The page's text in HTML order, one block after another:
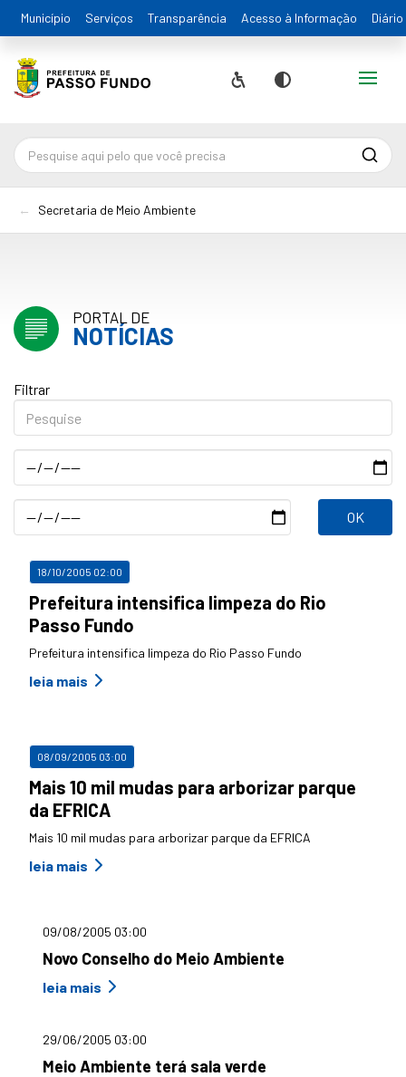
Município Serviços Transparência Acesso à Informação
Acessibilidade
Contraste
Alternar
Secretaria de Meio Ambiente
PORTAL DE
NOTÍCIAS
Filtrar
Data
Inicial
Data
Final
18/10/2005 02:00
Prefeitura intensifica limpeza do Rio
Passo Fundo
Prefeitura intensifica limpeza do Rio Passo Fundo
leia mais
08/09/2005 03:00
Mais 10 mil mudas para arborizar parque
da EFRICA
Mais 10 mil mudas para arborizar parque da EFRICA
leia mais
09/08/2005 03:00
Novo Conselho do Meio Ambiente
leia mais
29/06/2005 03:00
Meio Ambiente terá sala verde